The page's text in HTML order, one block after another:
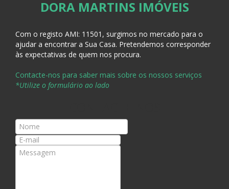
DORA MARTINS IMÓVEIS
Com o registo AMI: 11501, surgimos no mercado para o
ajudar a encontrar a Sua Casa. Pretendemos corresponder
às expectativas de quem nos procura.
Contacte-nos para saber mais sobre os nossos serviços
*Utilize o formulário ao lado